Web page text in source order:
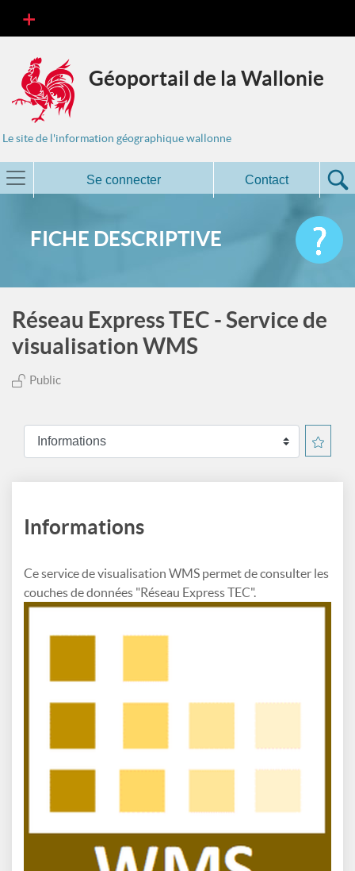
Géoportail de la Wallonie
Le site de l'information géographique wallonne
Se connecter Contact
FICHE DESCRIPTIVE
Réseau Express TEC - Service de
visualisation WMS
Public
Informations
Ce service de visualisation WMS permet de consulter les
couches de données "Réseau Express TEC".